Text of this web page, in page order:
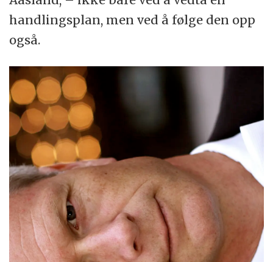
handlingsplan, men ved å følge den opp
også.